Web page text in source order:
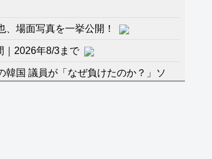
場面写真を一挙公開！
｜2026年8/3まで
韓国 議員が「なぜ負けたのか？」ソ